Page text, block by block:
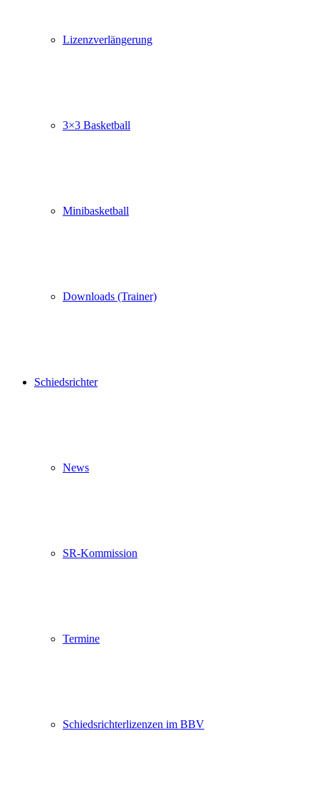
Lizenzverlängerung
3×3 Basketball
Minibasketball
Downloads (Trainer)
Schiedsrichter
News
SR-Kommission
Termine
Schiedsrichterlizenzen im BBV